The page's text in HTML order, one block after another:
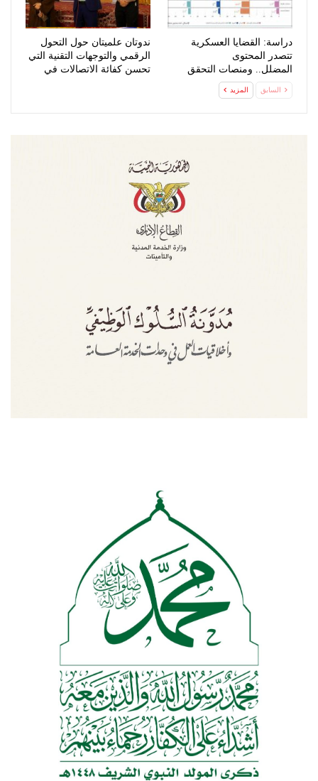
دراسة: القضايا العسكرية
تتصدر المحتوى
المضلل.. ومنصات التحقق
الرقمي تعزز مواجهة…
ندوتان علميتان حول التحول
الرقمي والتوجهات التقنية التي
تحسن كفائة الاتصالات في
السابق المزيد